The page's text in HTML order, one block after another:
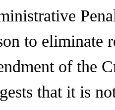
to eliminate
of the
that it is